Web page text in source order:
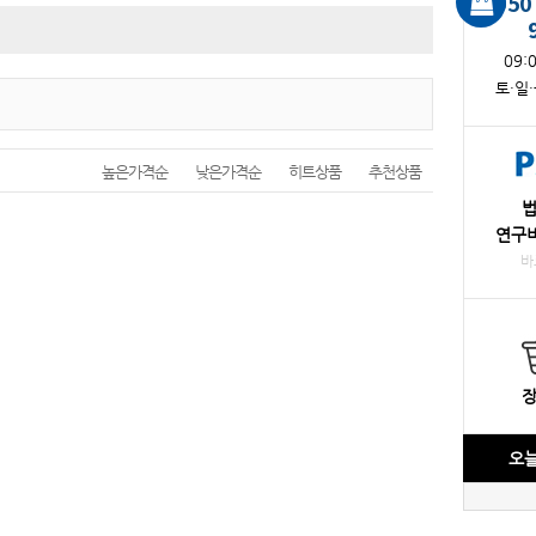
토·일
연구
오
높은가격순 낮은가격순 히트상품 추천상품